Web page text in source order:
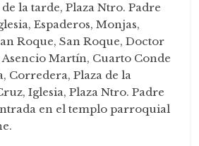
la tarde, Plaza Ntro. Padre
Espaderos, Monjas,
Roque, San Roque, Doctor
Martín, Cuarto Conde
Corredera, Plaza de la
Iglesia, Plaza Ntro. Padre
en el templo parroquial